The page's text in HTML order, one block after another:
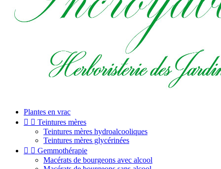
Plantes en vrac
  Teintures mères
Teintures mères hydroalcooliques
Teintures mères glycérinées
  Gemmothérapie
Macérats de bourgeons avec alcool